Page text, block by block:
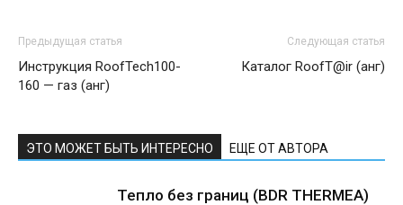
Предыдущая статья
Инструкция RoofTech100-
160 — газ (анг)
Следующая статья
Каталог RoofT@ir (анг)
ЭТО МОЖЕТ БЫТЬ ИНТЕРЕСНО ЕЩЕ ОТ АВТОРА
Тепло без границ (BDR THERMEA)